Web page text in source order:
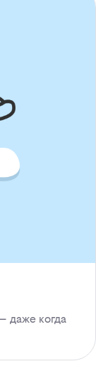
даже когда